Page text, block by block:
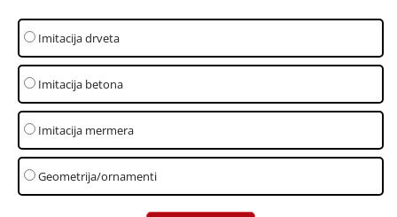
Imitacija drveta
Imitacija betona
Imitacija mermera
Geometrija/ornamenti